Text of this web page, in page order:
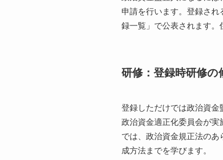
申請を行います。登録さ
録一覧」で公表されます。
研修：登録時研修
登録しただけでは政治資金
政治資金適正化委員会が
では、政治資金規正法の
成方法までを学びます。